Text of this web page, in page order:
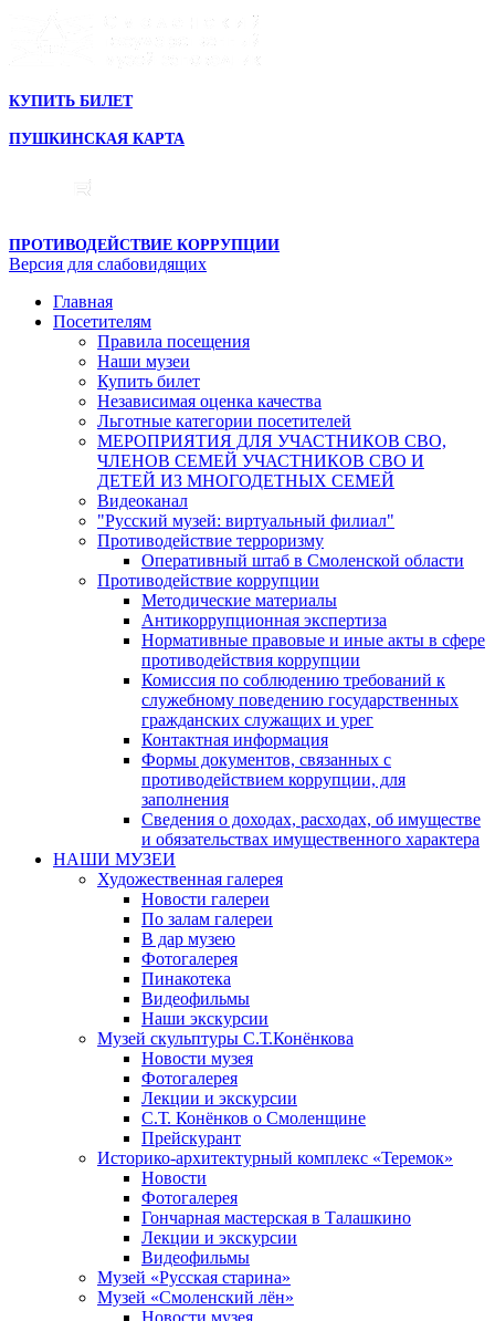
КУПИТЬ БИЛЕТ
ПУШКИНСКАЯ КАРТА
ПРОТИВОДЕЙСТВИЕ КОРРУПЦИИ
Версия для слабовидящих
Главная
Посетителям
Правила посещения
Наши музеи
Купить билет
Независимая оценка качества
Льготные категории посетителей
МЕРОПРИЯТИЯ ДЛЯ УЧАСТНИКОВ СВО,
ЧЛЕНОВ СЕМЕЙ УЧАСТНИКОВ СВО И
ДЕТЕЙ ИЗ МНОГОДЕТНЫХ СЕМЕЙ
Видеоканал
"Русский музей: виртуальный филиал"
Противодействие терроризму
Оперативный штаб в Смоленской области
Противодействие коррупции
Методические материалы
Антикоррупционная экспертиза
Нормативные правовые и иные акты в сфере
противодействия коррупции
Комиссия по соблюдению требований к
служебному поведению государственных
гражданских служащих и урег
Контактная информация
Формы документов, связанных с
противодействием коррупции, для
заполнения
Сведения о доходах, расходах, об имуществе
и обязательствах имущественного характера
НАШИ МУЗЕИ
Художественная галерея
Новости галереи
По залам галереи
В дар музею
Фотогалерея
Пинакотека
Видеофильмы
Наши экскурсии
Музей скульптуры С.Т.Конёнкова
Новости музея
Фотогалерея
Лекции и экскурсии
С.Т. Конёнков о Смоленщине
Прейскурант
Историко-архитектурный комплекс «Теремок»
Новости
Фотогалерея
Гончарная мастерская в Талашкино
Лекции и экскурсии
Видеофильмы
Музей «Русская старина»
Музей «Смоленский лён»
Новости музея